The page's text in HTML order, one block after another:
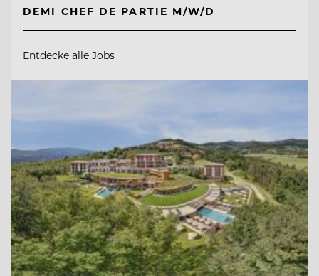
DEMI CHEF DE PARTIE M/W/D
Entdecke alle Jobs